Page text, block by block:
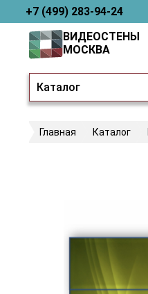
+7 (499) 283-94-24
Каталог
ВИДЕОСТЕНЫ
МОСКВА
Главная Каталог